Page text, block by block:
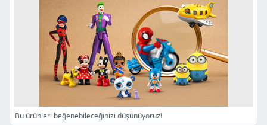
Bu ürünleri beğenebileceğinizi düşünüyoruz!